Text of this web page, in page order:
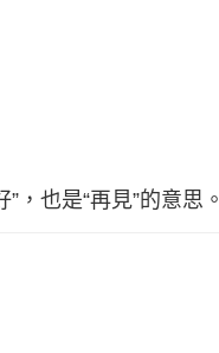
，也是“再見”的意思。